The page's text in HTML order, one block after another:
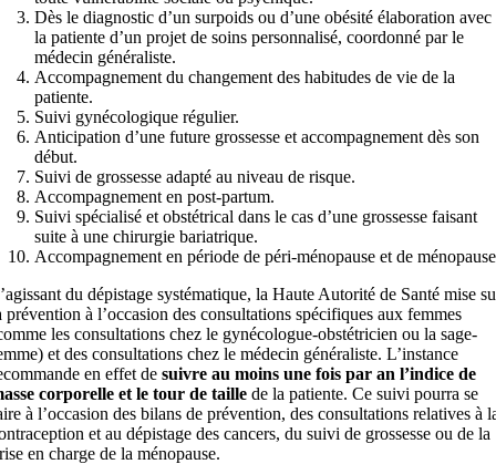
Dès le diagnostic d’un surpoids ou d’une obésité élaboration avec
la patiente d’un projet de soins personnalisé, coordonné par le
médecin généraliste.
Accompagnement du changement des habitudes de vie de la
patiente.
Suivi gynécologique régulier.
Anticipation d’une future grossesse et accompagnement dès son
début.
Suivi de grossesse adapté au niveau de risque.
Accompagnement en post-partum.
Suivi spécialisé et obstétrical dans le cas d’une grossesse faisant
suite à une chirurgie bariatrique.
Accompagnement en période de péri-ménopause et de
du dépistage systématique, la Haute Autorité de Santé mise
prévention à l’occasion des consultations spécifiques aux femmes
les consultations chez le gynécologue-obstétricien ou la sage-
et des consultations chez le médecin généraliste. L’instance
en effet de suivre au moins une fois par an l’indice de
corporelle et le tour de taille de la patiente. Ce suivi pourra se
à l’occasion des bilans de prévention, des consultations relatives à
et au dépistage des cancers, du suivi de grossesse ou de la
en charge de la ménopause.